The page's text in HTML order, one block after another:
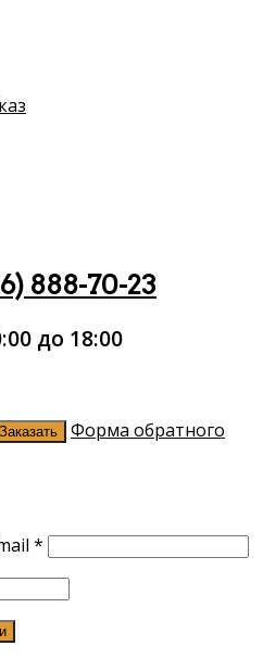
888-70-23
до 18:00
Заказать
Форма обратного
*